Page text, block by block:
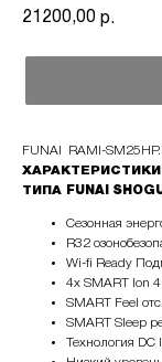
21200,00 р.
FUNAI RAMI-
ТИПА FUNAI
Сезонная
R32
Wi-fi Ready
4х SMART Ion
SMART Feel
SMART Sleep
Технология DC